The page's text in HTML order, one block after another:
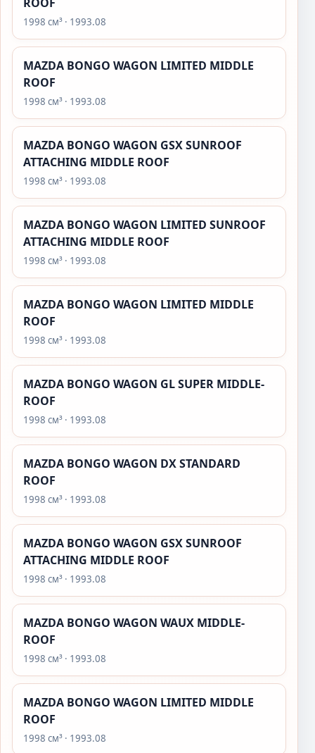
1998 см³ · 1993.08
MAZDA BONGO WAGON LIMITED MIDDLE
ROOF
1998 см³ · 1993.08
MAZDA BONGO WAGON GSX SUNROOF
ATTACHING MIDDLE ROOF
1998 см³ · 1993.08
MAZDA BONGO WAGON LIMITED SUNROOF
ATTACHING MIDDLE ROOF
1998 см³ · 1993.08
MAZDA BONGO WAGON LIMITED MIDDLE
ROOF
1998 см³ · 1993.08
MAZDA BONGO WAGON GL SUPER MIDDLE-
ROOF
1998 см³ · 1993.08
MAZDA BONGO WAGON DX STANDARD
ROOF
1998 см³ · 1993.08
MAZDA BONGO WAGON GSX SUNROOF
ATTACHING MIDDLE ROOF
1998 см³ · 1993.08
MAZDA BONGO WAGON WAUX MIDDLE-
ROOF
1998 см³ · 1993.08
MAZDA BONGO WAGON LIMITED MIDDLE
ROOF
1998 см³ · 1993.08